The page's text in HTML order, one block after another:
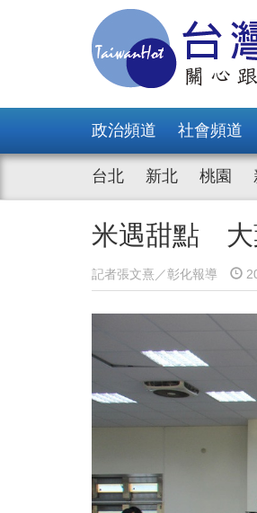
政治頻道 社會頻道
台北 新北 桃園
米遇甜點 大
記者張文熹／彰化報導